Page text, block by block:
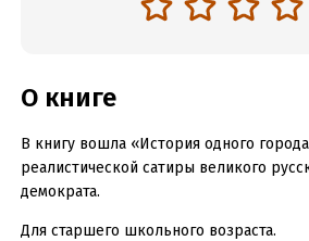
О книге
В книгу вошла «История одного
реалистической сатиры великого
демократа.
Для старшего школьного возраста.